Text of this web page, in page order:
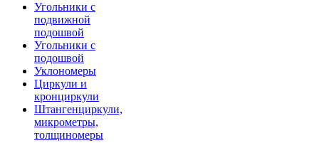
Угольники с
подвижной
подошвой
Угольники с
подошвой
Уклономеры
Циркули и
кронциркули
Штангенциркули,
микрометры,
толщиномеры